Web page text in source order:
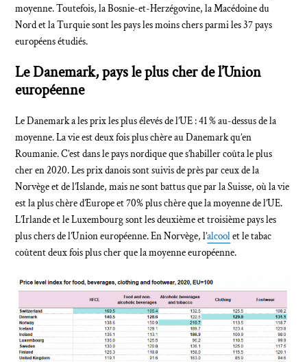
moyenne. Toutefois, la Bosnie-et-Herzégovine, la Macédoine du
Nord et la Turquie sont les pays les moins chers parmi les 37 pays
européens étudiés.
Le Danemark, pays le plus cher de l’Union
européenne
Le Danemark a les prix les plus élevés de l’UE : 41 % au-dessus de la
moyenne. La vie est deux fois plus chère au Danemark qu’en
Roumanie. C’est dans le pays nordique que s’habiller coûta le plus
cher en 2020. Les prix danois sont suivis de près par ceux de la
Norvège et de l’Islande, mais ne sont battus que par la Suisse, où la vie
est la plus chère d’Europe et 70% plus chère que la moyenne de l’UE.
L’Irlande et le Luxembourg sont les deuxième et troisième pays les
plus chers de l’Union européenne. En Norvège, l’alcoolet le tabac
coûtent deux fois plus cher que la moyenne européenne.